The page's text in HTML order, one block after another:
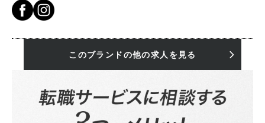
このブランドの他の求人を見る